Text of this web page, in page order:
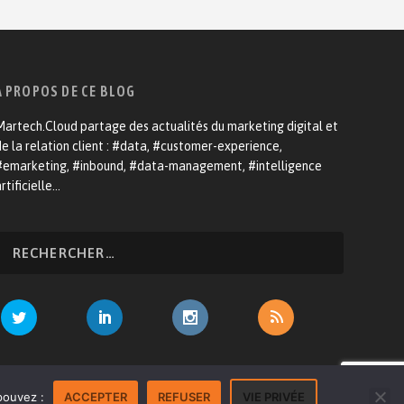
PROPOS DE CE BLOG
partage des actualités du marketing digital et
la relation client : #data, #customer-experience,
#inbound, #data-management, #intelligence
annonceur Mentions légales Contact
: ACCEPTER REFUSER VIE PRIVÉE